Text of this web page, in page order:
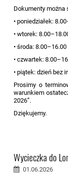
Dokumenty można
• poniedziałek:
• wtorek:
• środa: 8.00–16.00
• czwartek:
• piątek: dzień bez
Prosimy o
warunkiem
2026”.
Dziękujemy.
Wycieczka do
01.06.2026